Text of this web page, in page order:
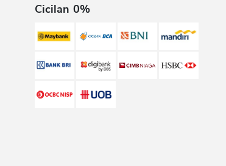
Cicilan 0%